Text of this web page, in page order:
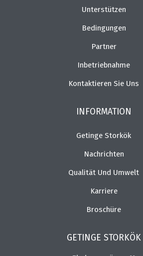
Unterstützen
Bedingungen
Partner
Inbetriebnahme
Kontaktieren Sie Uns
INFORMATION
Getinge Storkök
Nachrichten
Qualität Und Umwelt
Karriere
Broschüre
GETINGE STORKÖK